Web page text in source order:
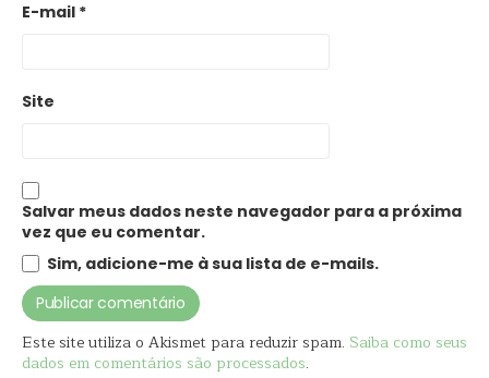
E-mail *
Site
Salvar meus dados neste navegador para a próxima
vez que eu comentar.
Sim, adicione-me à sua lista de e-mails.
Este site utiliza o Akismet para reduzir spam. Saiba como seus
dados em comentários são processados.